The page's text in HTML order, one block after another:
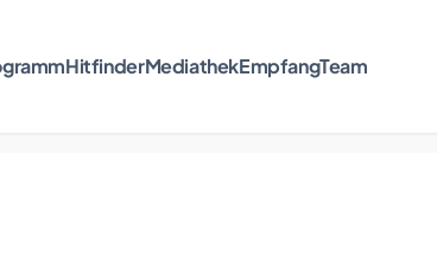
HitfinderMediathekEmpfangTeam